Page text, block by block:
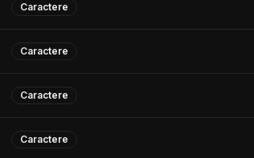
Caractere
Caractere
Caractere
Caractere